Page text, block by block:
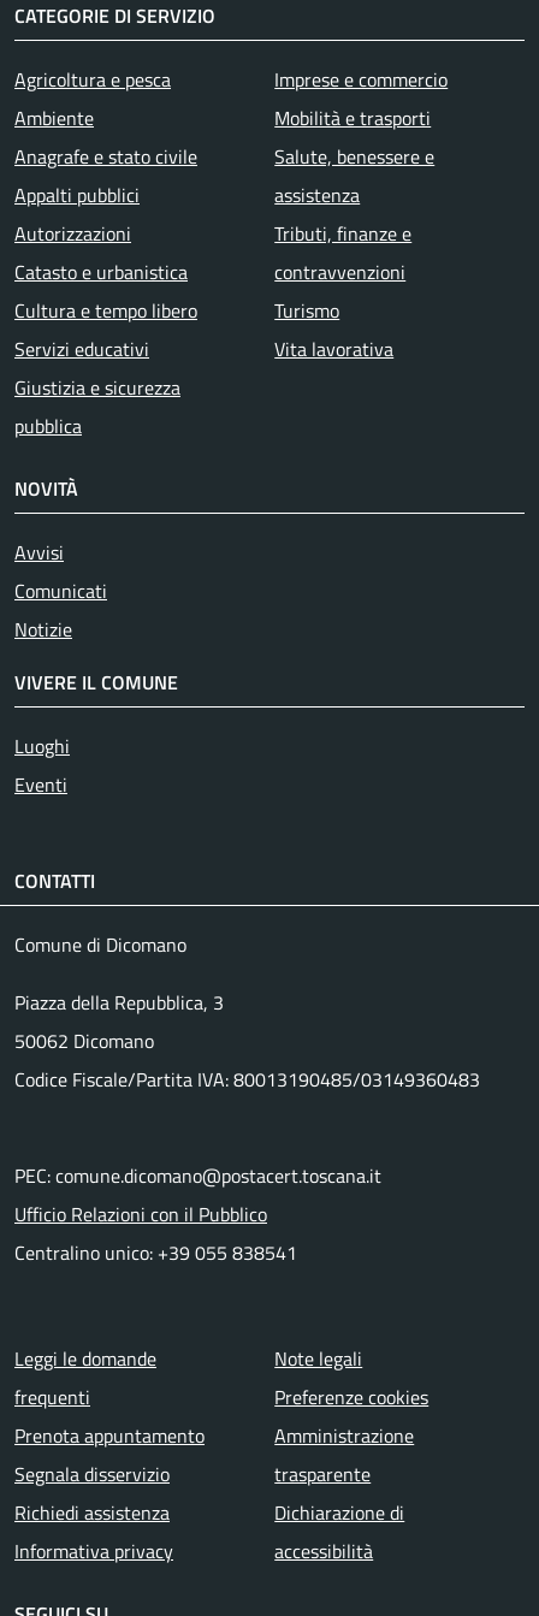
CATEGORIE DI SERVIZIO
Agricoltura e pesca
Ambiente
Anagrafe e stato civile
Appalti pubblici
Autorizzazioni
Catasto e urbanistica
Cultura e tempo libero
Servizi educativi
Giustizia e sicurezza
pubblica
Imprese e commercio
Mobilità e trasporti
Salute, benessere e
assistenza
Tributi, finanze e
contravvenzioni
Turismo
Vita lavorativa
NOVITÀ
Avvisi
Comunicati
Notizie
VIVERE IL COMUNE
Luoghi
Eventi
CONTATTI
Comune di Dicomano
Piazza della Repubblica, 3
50062 Dicomano
Codice Fiscale/Partita IVA: 80013190485/03149360483
PEC: comune.dicomano@postacert.toscana.it
Ufficio Relazioni con il Pubblico
Centralino unico: +39 055 838541
Menu piè di pagina
Leggi le domande
frequenti
Prenota appuntamento
Segnala disservizio
Richiedi assistenza
Informativa privacy
Note legali
Preferenze cookies
Amministrazione
trasparente
Dichiarazione di
accessibilità